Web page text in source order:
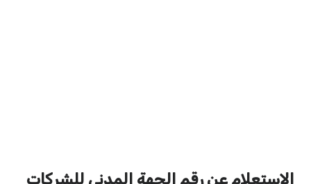
الاستعلام عن رقم الجهة المدني للشركات